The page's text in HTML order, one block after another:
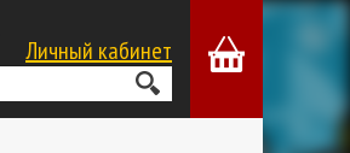
Личный кабинет